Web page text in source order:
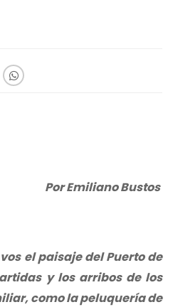
Por Emiliano Bustos
el paisaje del Puerto de
y los arribos de los
como la peluquería de